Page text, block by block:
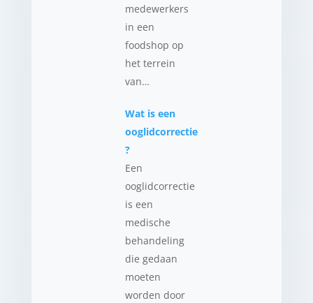
medewerkers
in een
foodshop op
het terrein
van…
Wat is een
ooglidcorrectie
?
Een
ooglidcorrectie
is een
medische
behandeling
die gedaan
moeten
worden door